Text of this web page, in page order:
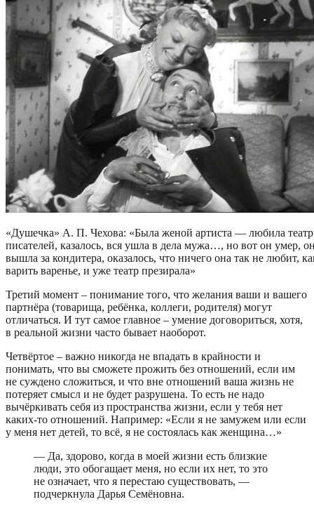
«Душечка» А. П. Чехова: «Была женой артиста — любила
писателей, казалось, вся ушла в дела мужа…, но вот он умер,
вышла за кондитера, оказалось, что ничего она так не любит,
варить варенье, и уже театр презирала»
Третий момент – понимание того, что желания ваши и вашего
партнёра (товарища, ребёнка, коллеги, родителя) могут
отличаться. И тут самое главное – умение договориться, хотя,
в реальной жизни часто бывает наоборот.
Четвёртое – важно никогда не впадать в крайности и
понимать, что вы сможете прожить без отношений, если им
не суждено сложиться, и что вне отношений ваша жизнь не
потеряет смысл и не будет разрушена. То есть не надо
вычёркивать себя из пространства жизни, если у тебя нет
каких-то отношений. Например: «Если я не замужем или если
у меня нет детей, то всё, я не состоялась как женщина…»
— Да, здорово, когда в моей жизни есть близкие
люди, это обогащает меня, но если их нет, то это
не означает, что я перестаю существовать, —
подчеркнула Дарья Семёновна.